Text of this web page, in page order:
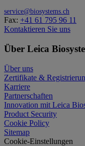
service@biosystems.ch
Fax: +41 61 795 96 11
Kontaktieren Sie uns
Über Leica
Über uns
Zertifikate &
Karriere
Partnerschaften
Innovation mit Leica
Product Security
Cookie Policy
Sitemap
Cookie-Einstellungen